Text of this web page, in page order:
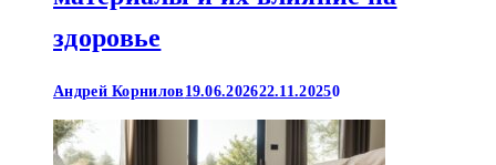
здоровье
Андрей Корнилов 19.06.202622.11.20250